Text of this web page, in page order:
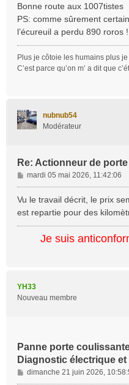
Bonne route aux 1007tistes
PS: comme sûrement
l’écureuil a perdu 890 roros
Plus je côtoie les humains plus
C’est parce qu’on m’ a dit que
nubnub54
Modérateur
Re: Actionneur de porte
M
e
s
mardi 05 mai 2026, 11:42:06
Vu le travail décrit, le prix
est repartie pour des
Je suis
YH33
Nouveau membre
Panne porte
Diagnostic électrique
M
e
dimanche 21 juin 2026,